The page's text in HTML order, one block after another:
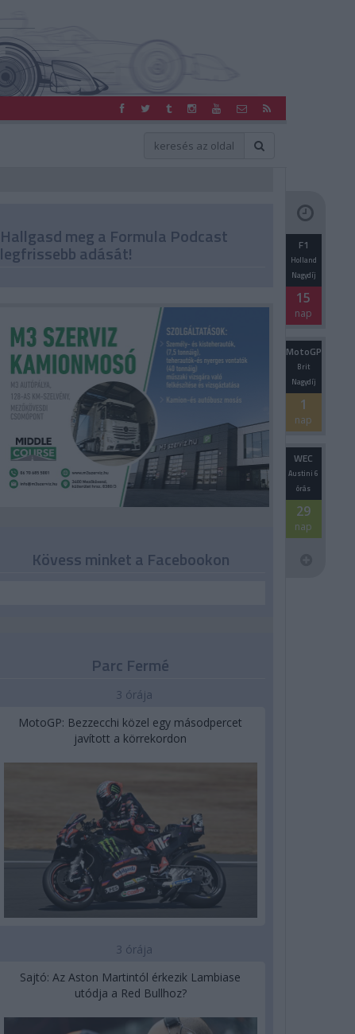
Hallgasd meg a Formula Podcast
legfrissebb adását! F1
Holland
Nagydíj
15
nap
MotoGP
Brit
Nagydíj
1
nap
WEC
Austini 6
órás
29
nap
Kövess minket a Facebookon
Parc Fermé
3 órája
MotoGP: Bezzecchi közel egy másodpercet
javított a körrekordon
3 órája
Sajtó: Az Aston Martintól érkezik Lambiase
utódja a Red Bullhoz?